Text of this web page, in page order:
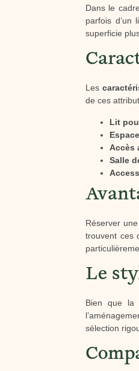
Dans le
parfois d’un
superficie
Les
de ces
Lit
Accès
Salle
Réserver
trouvent ces
Le
Bien que la
sélection